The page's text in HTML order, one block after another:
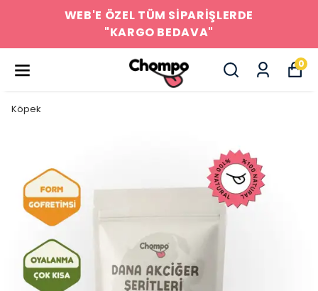
WEB'E ÖZEL TÜM SİPARİŞLERDE
"KARGO BEDAVA"
0
Köpek